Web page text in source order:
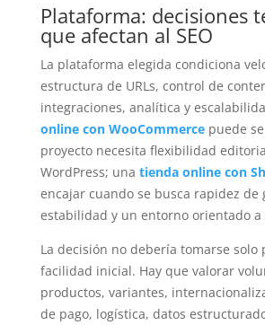
Plataforma: decisiones
que afectan al SEO
La plataforma elegida condiciona
estructura de URLs, control de
integraciones, analítica y
online con WooCommercepuede
proyecto necesita flexibilidad
WordPress; una tienda online con
encajar cuando se busca rapidez de
estabilidad y un entorno orientado a
La decisión no debería tomarse solo
facilidad inicial. Hay que valorar
productos, variantes,
de pago, logística, datos